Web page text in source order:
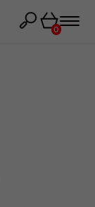
Košík
0